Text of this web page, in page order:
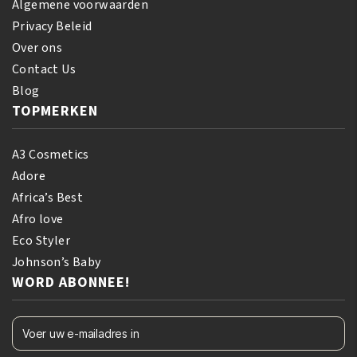
Algemene voorwaarden
Privacy Beleid
Over ons
Contact Us
Blog
TOPMERKEN
A3 Cosmetics
Adore
Africa’s Best
Afro love
Eco Styler
Johnson’s Baby
WORD ABONNEE!